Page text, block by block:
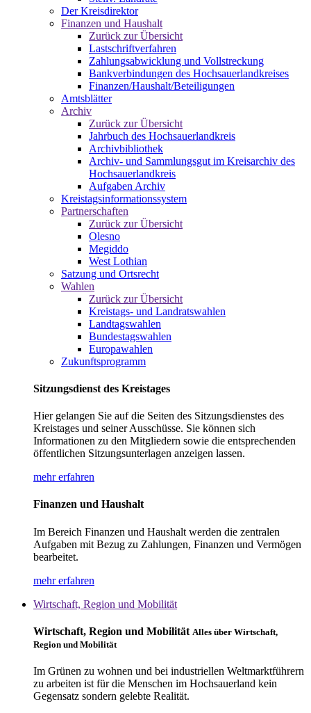
Der Kreisdirektor
Finanzen und Haushalt
Zurück zur Übersicht
Lastschriftverfahren
Zahlungsabwicklung und Vollstreckung
Bankverbindungen des Hochsauerlandkreises
Finanzen/Haushalt/Beteiligungen
Amtsblätter
Archiv
Zurück zur Übersicht
Jahrbuch des Hochsauerlandkreis
Archivbibliothek
Archiv- und Sammlungsgut im Kreisarchiv des
Hochsauerlandkreis
Aufgaben Archiv
Kreistagsinformationssystem
Partnerschaften
Zurück zur Übersicht
Olesno
Megiddo
West Lothian
Satzung und Ortsrecht
Wahlen
Zurück zur Übersicht
Kreistags- und Landratswahlen
Landtagswahlen
Bundestagswahlen
Europawahlen
Zukunftsprogramm
Sitzungsdienst des Kreistages
Hier gelangen Sie auf die Seiten des Sitzungsdienstes des
Kreistages und seiner Ausschüsse. Sie können sich
Informationen zu den Mitgliedern sowie die entsprechenden
öffentlichen Sitzungsunterlagen anzeigen lassen.
mehr erfahren
Finanzen und Haushalt
Im Bereich Finanzen und Haushalt werden die zentralen
Aufgaben mit Bezug zu Zahlungen, Finanzen und Vermögen
bearbeitet.
mehr erfahren
Wirtschaft, Region und Mobilität
Wirtschaft, Region und Mobilität Alles über Wirtschaft,
Region und Mobilität
Im Grünen zu wohnen und bei industriellen Weltmarktführern
zu arbeiten ist für die Menschen im Hochsauerland kein
Gegensatz sondern gelebte Realität.